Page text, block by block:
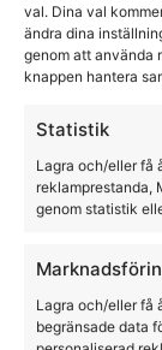
val. Dina val
ändra dina
genom att använda
knappen hantera
Statistik
Lagra och/eller få
reklamprestanda,
genom statistik
Lagra och/eller få
begränsade data